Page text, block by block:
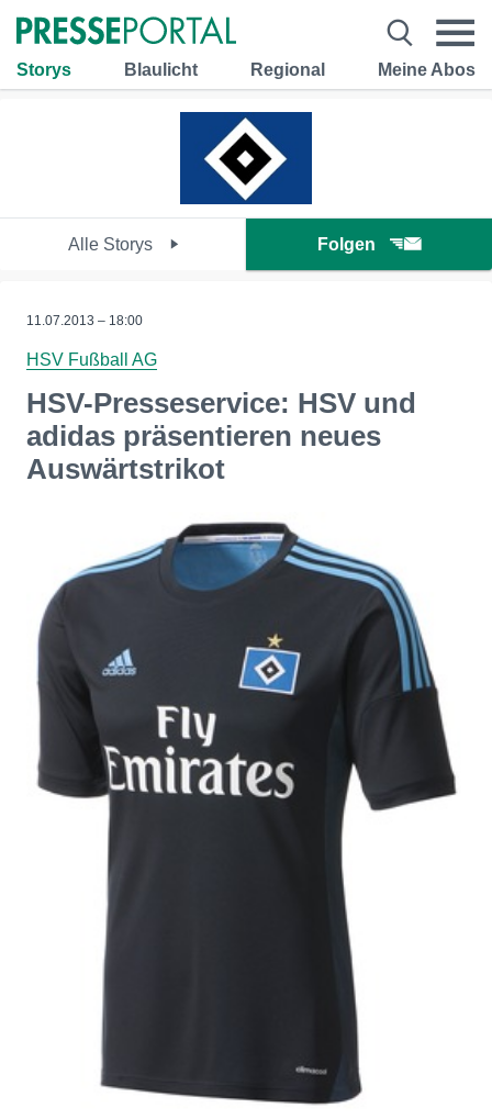
Storys Blaulicht Regional Meine Abos
Alle Storys Folgen
11.07.2013 – 18:00
HSV Fußball AG
HSV-Presseservice: HSV und
adidas präsentieren neues
Auswärtstrikot